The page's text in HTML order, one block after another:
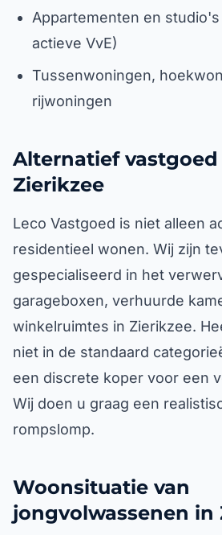
Appartementen en
actieve VvE)
Tussenwoningen,
rijwoningen
Alternatief
Zierikzee
Leco Vastgoed is niet alleen
residentieel wonen. Wij zijn
gespecialiseerd in het
garageboxen, verhuurde
winkelruimtes in Zierikzee.
niet in de standaard
een discrete koper voor een
Wij doen u graag een
rompslomp.
Woonsituatie van
jongvolwassenen in